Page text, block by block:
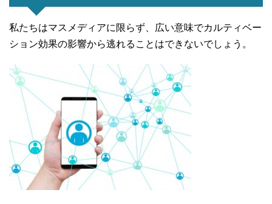
私たちはマスメディアに限らず、広い意味でカルティベー
ション効果の影響から逃れることはできないでしょう。